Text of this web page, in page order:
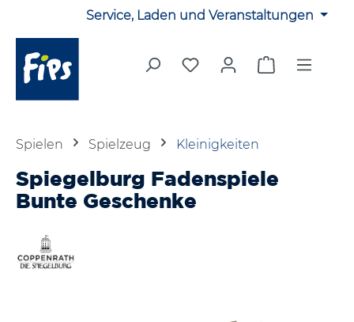
Zum Hauptinhalt springenService, Laden und Veranstaltungen
Du hast 0 Produkte auf
Warenkorb
Spielen Spielzeug Kleinigkeiten
Spiegelburg Fadenspiele
Bunte Geschenke